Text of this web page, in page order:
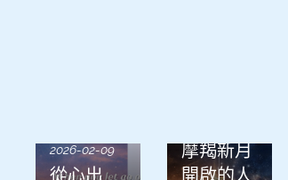
2026-02-09
從心出
摩羯新月
開啟的人